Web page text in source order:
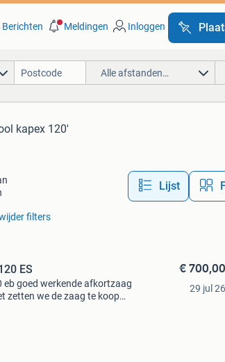
Berichten Meldingen Inloggen
Alle afstanden…
kapex 120'
Lijst
filters
ES
eb goed werkende afkortzaag
zetten we de zaag te koop
€ 700,00
29 jul 26